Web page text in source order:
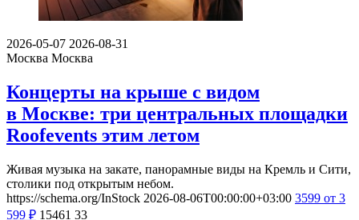
2026-05-07 2026-08-31
Москва Москва
Концерты на крыше с видом
в Москве: три центральных площадки
Roofevents этим летом
Живая музыка на закате, панорамные виды на Кремль и Сити,
столики под открытым небом.
https://schema.org/InStock 2026-08-06T00:00:00+03:00 3599 от 3
599 ₽ 15461 33